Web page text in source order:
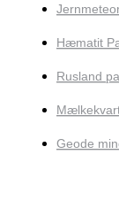
Hæmatit
Rusland
Geode